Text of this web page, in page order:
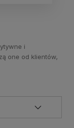
i
one od klientów,